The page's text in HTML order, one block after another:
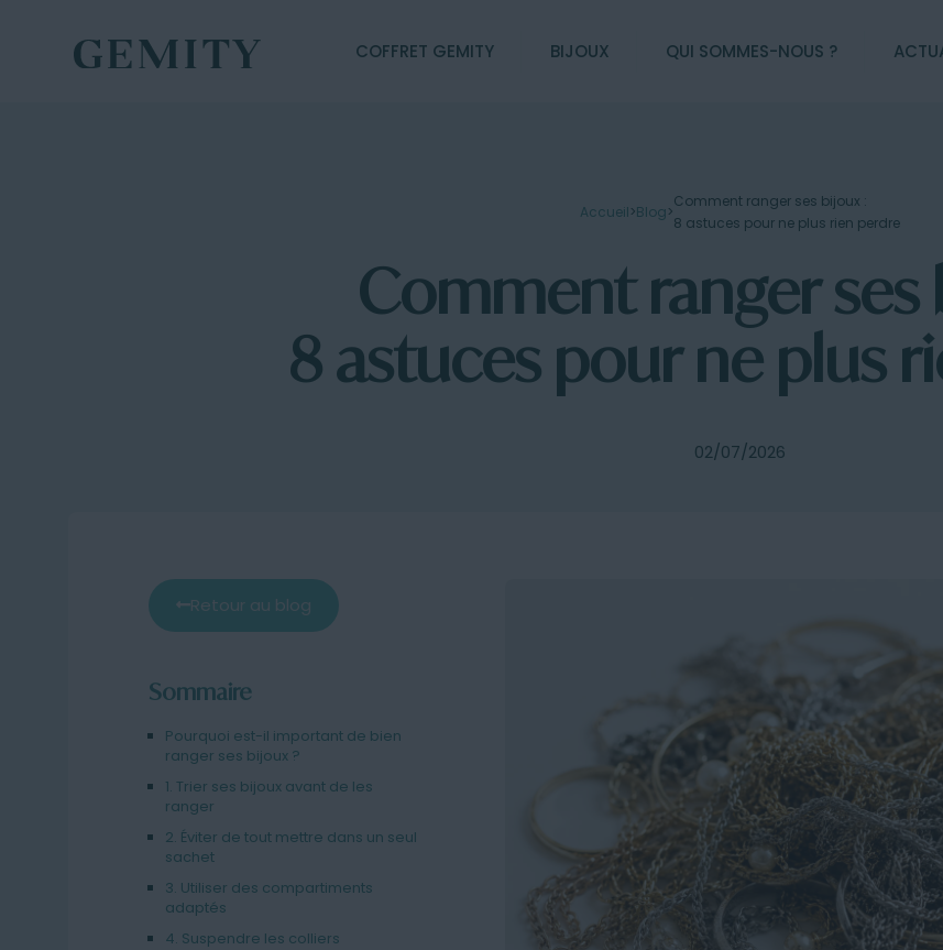
COFFRET GEMITY BIJOUX QUI SOMMES-NOUS ?
Accueil>Blog>
Comment ranger ses bijoux :
8 astuces pour ne plus rien perdre
Comment ranger ses
8 astuces pour ne plus
02/07/2026
Retour au blog
Sommaire
Pourquoi est-il important de bien
ranger ses bijoux ?
1. Trier ses bijoux avant de les
ranger
2. Éviter de tout mettre dans un seul
sachet
3. Utiliser des compartiments
adaptés
4. Suspendre les colliers